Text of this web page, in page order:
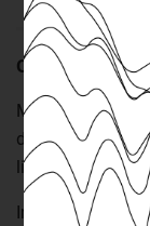
Opportunità e
Modelli di questo
diverse aree
limiti che oggi
In primo luogo,